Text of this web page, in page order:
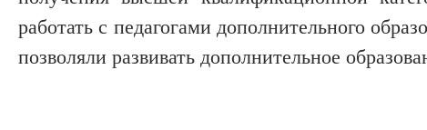
работать с педагогами дополнительного
позволяли развивать дополнительное